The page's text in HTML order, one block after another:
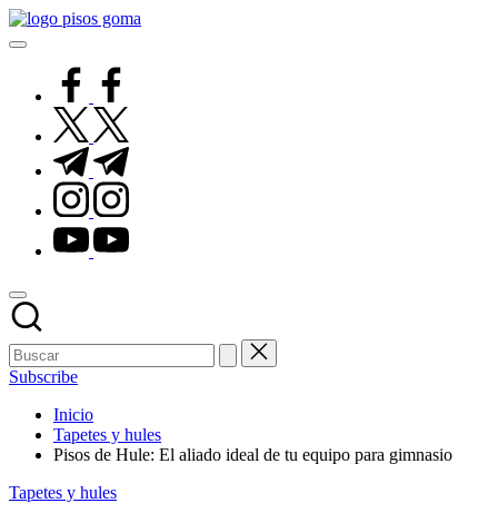
Saltar
al
facebook.com
twitter.com
t.me
instagram.com
youtube.com
Subscribe
Inicio
Tapetes y hules
Pisos de Hule: El aliado ideal de tu equipo para gimnasio
Publicado
Tapetes y hules